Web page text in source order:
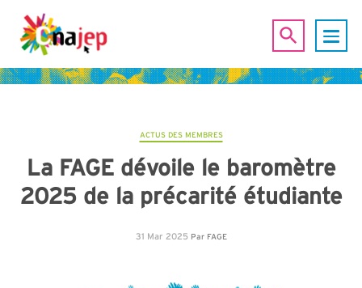
ACTUS DES MEMBRES
La FAGE dévoile le baromètre
2025 de la précarité étudiante
31 Mar 2025 Par FAGE